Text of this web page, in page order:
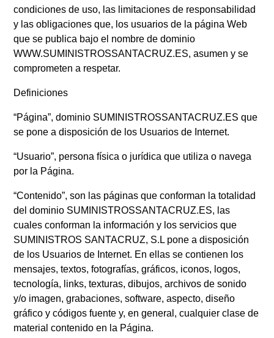
condiciones de uso, las limitaciones de responsabilidad
y las obligaciones que, los usuarios de la página Web
que se publica bajo el nombre de dominio
WWW.SUMINISTROSSANTACRUZ.ES, asumen y se
comprometen a respetar.
Definiciones
“Página”, dominio SUMINISTROSSANTACRUZ.ES que
se pone a disposición de los Usuarios de Internet.
“Usuario”, persona física o jurídica que utiliza o navega
por la Página.
“Contenido”, son las páginas que conforman la totalidad
del dominio SUMINISTROSSANTACRUZ.ES, las
cuales conforman la información y los servicios que
SUMINISTROS SANTACRUZ, S.L pone a disposición
de los Usuarios de Internet. En ellas se contienen los
mensajes, textos, fotografías, gráficos, iconos, logos,
tecnología, links, texturas, dibujos, archivos de sonido
y/o imagen, grabaciones, software, aspecto, diseño
gráfico y códigos fuente y, en general, cualquier clase de
material contenido en la Página.